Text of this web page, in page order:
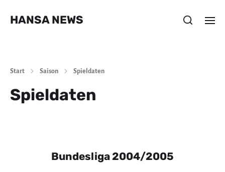
HANSA NEWS
Start Saison Spieldaten
Spieldaten
Bundesliga 2004/2005